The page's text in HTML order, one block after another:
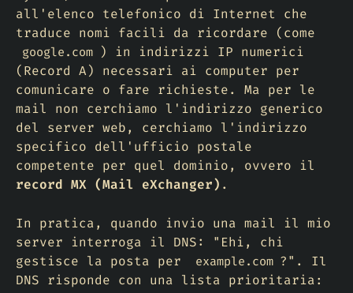
all'elenco telefonico di Internet che
traduce nomi facili da ricordare (come
google.com ) in indirizzi IP numerici
(Record A) necessari ai computer per
comunicare o fare richieste. Ma per le
mail non cerchiamo l'indirizzo generico
del server web, cerchiamo l'indirizzo
specifico dell'ufficio postale
competente per quel dominio, ovvero il
record MX (Mail eXchanger) .
In pratica, quando invio una mail il mio
server interroga il DNS: "Ehi, chi
gestisce la posta per
example.com ?". Il
DNS risponde con una lista prioritaria: